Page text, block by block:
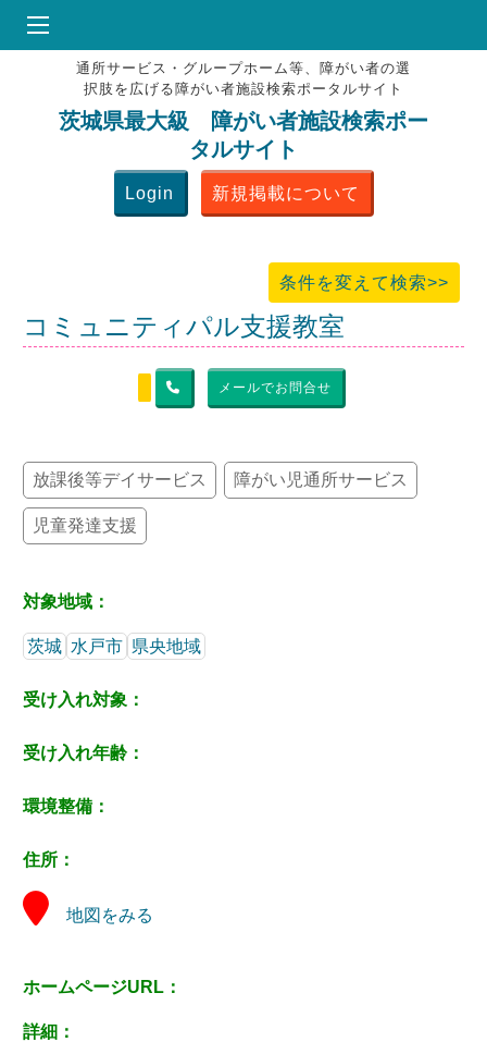
HOME
♥お気にりブックマーク
掲載会員MENU
よくある質問
通所サービス・グループホーム等、障がい者の選
択肢を広げる障がい者施設検索ポータルサイト
茨城県最大級 障がい者施設検索ポー
タルサイト
Login 新規掲載について
条件を変えて検索>>
コミュニティパル支援教室
メールでお問合せ
放課後等デイサービス 障がい児通所サービス
児童発達支援
対象地域：
茨城 水戸市 県央地域
受け入れ対象：
受け入れ年齢：
環境整備：
住所：
地図をみる
ホームページURL：
詳細：